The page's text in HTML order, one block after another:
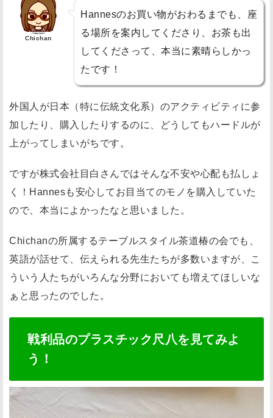
Chichan
Hannesのお買い物がおわるまでも、座
る場所を案内してくださり、お茶も出
してくださって、本当に素晴らしかっ
たです！
外国人が日本（特に伝統文化系）のアクティビティに参
加したり、購入したりするのに、どうしてもハードルが
上がってしまいがちです。
ですが株式会社目白さんではそんな不安や心配も払しょ
く！Hannesも安心してお目当てのモノを購入していた
ので、本当によかったなと思いました。
Chichanの所属するテーブルスタイル茶道椿の会でも、
英語が話せて、伝えられる先生たちが多数いますが、こ
ういう人たちがいろんな分野においても増えてほしいな
ぁと思ったのでした。
戦利品のプラスチック尺八を見てみよ
う！